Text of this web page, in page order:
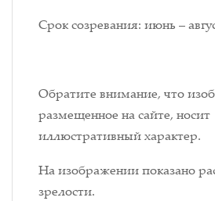
Срок созревания: июнь –
Обратите внимание, что
размещенное на сайте, носит
иллюстративный характер.
На изображении показано
зрелости.